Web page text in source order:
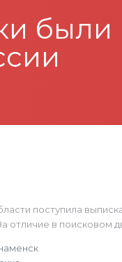
поступила
отличие в поисковом